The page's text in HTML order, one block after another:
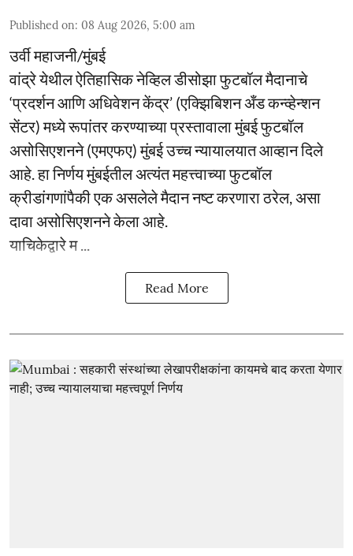
Published on: 08 Aug 2026, 5:00 am
उर्वी महाजनी/मुंबई
वांद्रे येथील ऐतिहासिक नेव्हिल डीसोझा फुटबॉल मैदानाचे
‘प्रदर्शन आणि अधिवेशन केंद्र’ (एक्झिबिशन अँड कन्व्हेन्शन
सेंटर) मध्ये रूपांतर करण्याच्या प्रस्तावाला मुंबई फुटबॉल
असोसिएशनने (एमएफए) मुंबई उच्च न्यायालयात आव्हान दिले
आहे. हा निर्णय मुंबईतील अत्यंत महत्त्वाच्या फुटबॉल
क्रीडांगणांपैकी एक असलेले मैदान नष्ट करणारा ठरेल, असा
दावा असोसिएशनने केला आहे.
याचिकेद्वारे म ...
Read More